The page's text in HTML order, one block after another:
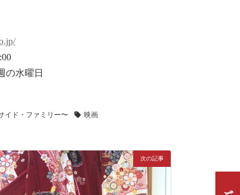
の水曜日
イド・ファミリー〜 映画
次の記事